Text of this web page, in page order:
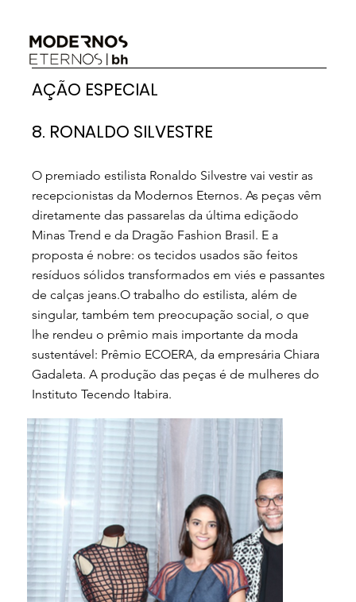
AÇÃO ESPECIAL
8. RONALDO SILVESTRE
O premiado estilista Ronaldo Silvestre vai vestir as
recepcionistas da Modernos Eternos. As peças vêm
diretamente das passarelas da última ediçãodo
Minas Trend e da Dragão Fashion Brasil. E a
proposta é nobre: os tecidos usados são feitos
resíduos sólidos transformados em viés e passantes
de calças jeans.O trabalho do estilista, além de
singular, também tem preocupação social, o que
lhe rendeu o prêmio mais importante da moda
sustentável: Prêmio ECOERA, da empresária Chiara
Gadaleta. A produção das peças é de mulheres do
Instituto Tecendo Itabira.